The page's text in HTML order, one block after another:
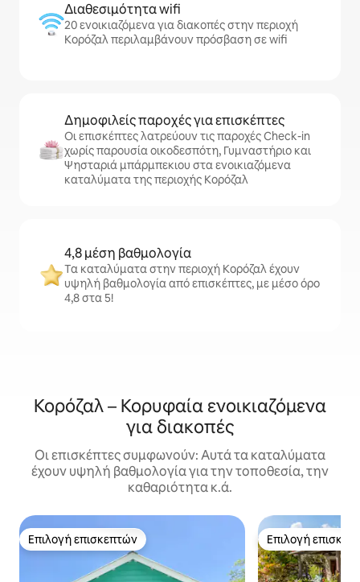
Διαθεσιμότητα wifi
20 ενοικιαζόμενα για διακοπές στην περιοχή
Κορόζαλ περιλαμβάνουν πρόσβαση σε wifi
Δημοφιλείς παροχές για επισκέπτες
Οι επισκέπτες λατρεύουν τις παροχές Check-in
χωρίς παρουσία οικοδεσπότη, Γυμναστήριο και
Ψησταριά μπάρμπεκιου στα ενοικιαζόμενα
καταλύματα της περιοχής Κορόζαλ
4,8 μέση βαθμολογία
Τα καταλύματα στην περιοχή Κορόζαλ έχουν
υψηλή βαθμολογία από επισκέπτες, με μέσο όρο
4,8 στα 5!
Κορόζαλ – Κορυφαία ενοικιαζόμενα
για διακοπές
Οι επισκέπτες συμφωνούν: Αυτά τα καταλύματα
έχουν υψηλή βαθμολογία για την τοποθεσία, την
καθαριότητα κ.ά.
Επιλογή επισκεπτών
Επιλογή επισκεπτών Επιλογή
Επιλογή